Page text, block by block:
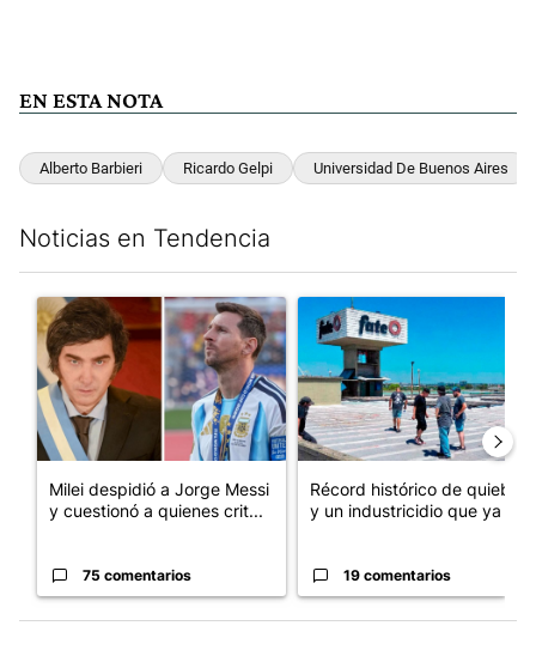
EN ESTA NOTA
Alberto Barbieri Ricardo Gelpi Universidad De Buenos Aires
Noticias en Tendencia
Un artículo de tendencia con el título "Milei despidió a Jorge
Milei despidió a Jorge Messi
y cuestionó a quienes crit...
75 comentarios
Un artículo de tendencia
Récord histórico de quiebras
y un industricidio que ya ...
19 comentarios